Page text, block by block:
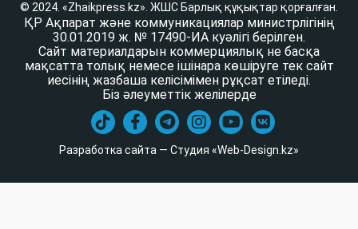
© 2024. «Zhaikpress.kz». ЖШС Барлық құқықтар қорғалған.
ҚР Ақпарат және коммуникациялар министрлігінің
30.01.2019 ж. № 17490-ИА куәлігі берілген.
Сайт материалдарын коммерциялық не басқа
мақсатта толық немесе ішінара көшіруге тек сайт
иесінің жазбаша келісімімен рұқсат етіледі.
Біз әлеуметтік желілерде
Разработка сайта — Студия «Web-Design.kz»